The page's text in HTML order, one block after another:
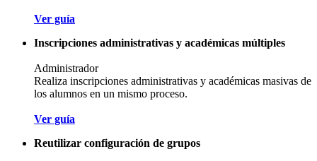
Ver guía
Inscripciones administrativas y académicas múltiples
Administrador
Realiza inscripciones administrativas y académicas masivas de
los alumnos en un mismo proceso.
Ver guía
Reutilizar configuración de grupos